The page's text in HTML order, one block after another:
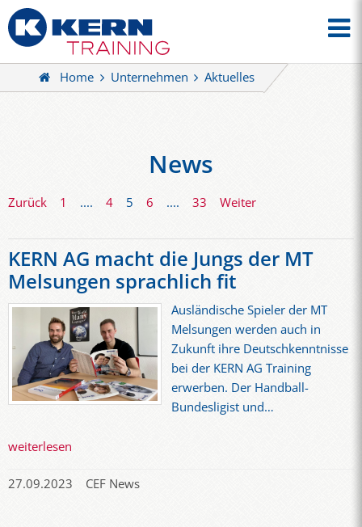
Home Unternehmen Aktuelles
News
Zurück 1 .... 4 5 6 .... 33 Weiter
KERN AG macht die Jungs der MT
Melsungen sprachlich fit
Ausländische Spieler der MT
Melsungen werden auch in
Zukunft ihre Deutschkenntnisse
bei der KERN AG Training
erwerben. Der Handball-
Bundesligist und…
weiterlesen
27.09.2023 CEF News